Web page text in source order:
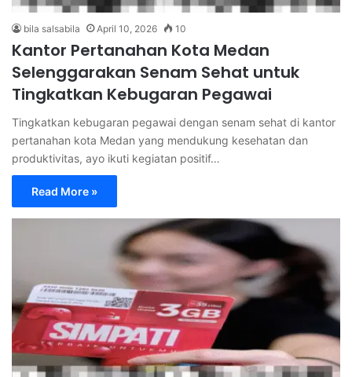
bila salsabila April 10, 2026 10
Kantor Pertanahan Kota Medan
Selenggarakan Senam Sehat untuk
Tingkatkan Kebugaran Pegawai
Tingkatkan kebugaran pegawai dengan senam sehat di kantor
pertanahan kota Medan yang mendukung kesehatan dan
produktivitas, ayo ikuti kegiatan positif…
Read More »